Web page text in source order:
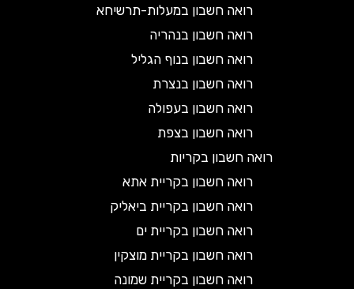
רואה חשבון במעלות-תרשיחא
רואה חשבון בנהריה
רואה חשבון בנוף הגליל
רואה חשבון בנצרת
רואה חשבון בעפולה
רואה חשבון בצפת
רואה חשבון בקריות
רואה חשבון בקריית אתא
רואה חשבון בקריית ביאליק
רואה חשבון בקריית ים
רואה חשבון בקריית מוצקין
רואה חשבון בקריית שמונה